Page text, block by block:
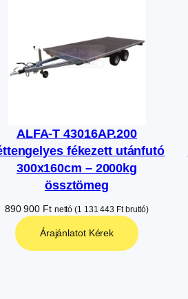
ALFA-T 43016AP.200
fékezett utánfutó
300x160cm – 2000kg
össztömeg
890 900 Ft nettó (1 131 443 Ftbruttó)
Árajánlatot Kérek